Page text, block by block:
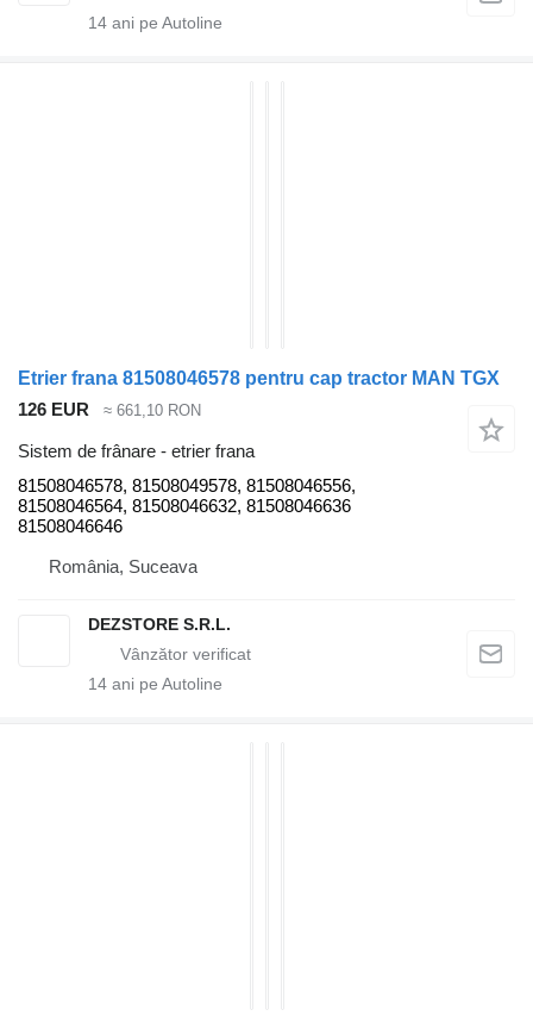
14 ani pe Autoline
Etrier frana 81508046578 pentru cap tractor MAN TGX
126 EUR
≈ 661,10 RON
Sistem de frânare - etrier frana
81508046578, 81508049578, 81508046556,
81508046564, 81508046632, 81508046636
81508046646
România, Suceava
DEZSTORE S.R.L.
14 ani pe Autoline